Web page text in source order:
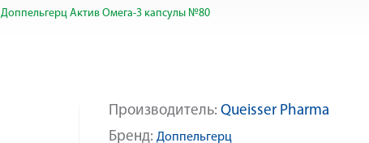
Доппельгерц Актив Омега-3 капсулы №80
Яндекс Сплит
Производитель: Queisser Pharma
Бренд: Доппельгерц